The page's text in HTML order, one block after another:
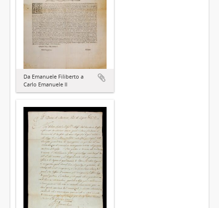
Da Emanuele Filiberto a
Carlo Emanuele II